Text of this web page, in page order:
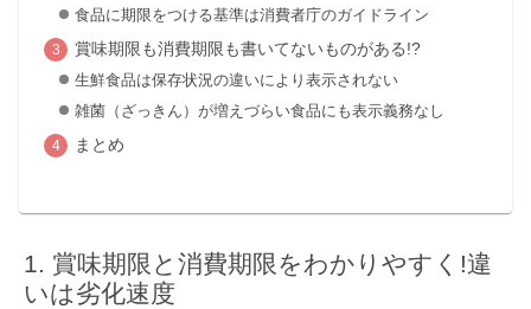
食品に期限をつける基準は消費者庁のガイドライン
賞味期限も消費期限も書いてないものがある!?
生鮮食品は保存状況の違いにより表示されない
雑菌（ざっきん）が増えづらい食品にも表示義務なし
まとめ
賞味期限と消費期限をわかりやすく!違
いは劣化速度